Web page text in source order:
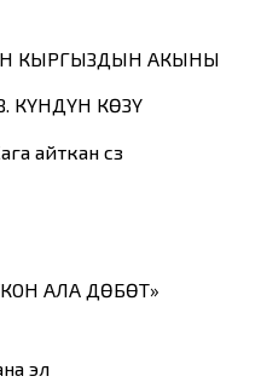
КЫРГЫЗДЫН АКЫНЫ
КҮНДҮН КӨЗҮ
айткан сөз
АЛА ДӨБӨТ»
эл